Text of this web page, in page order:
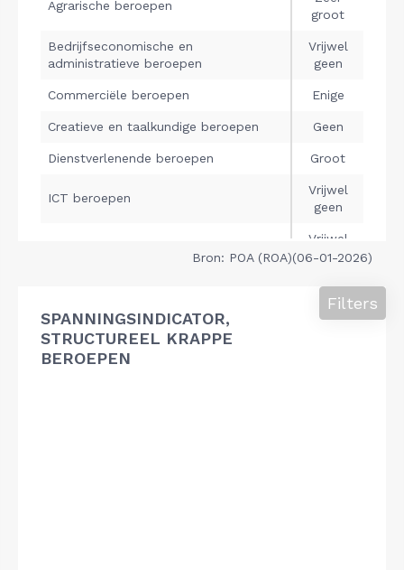
Bron: POA (ROA)(06-01-2026)
SPANNINGSINDICATOR,
STRUCTUREEL KRAPPE
BEROEPEN
Filters